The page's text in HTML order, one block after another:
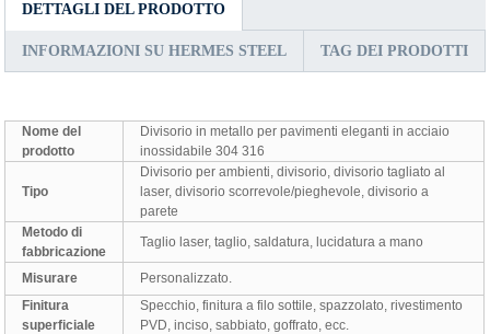
DETTAGLI DEL PRODOTTO
INFORMAZIONI SU HERMES STEEL TAG DEI PRODOTTI
Nome del
prodotto
Divisorio in metallo per pavimenti eleganti in acciaio
inossidabile 304 316
Tipo
Divisorio per ambienti, divisorio, divisorio tagliato al
laser, divisorio scorrevole/pieghevole, divisorio a
parete
Metodo di
fabbricazione
Taglio laser, taglio, saldatura, lucidatura a mano
Misurare
Personalizzato.
Finitura
superficiale
Specchio, finitura a filo sottile, spazzolato, rivestimento
PVD, inciso, sabbiato, goffrato, ecc.